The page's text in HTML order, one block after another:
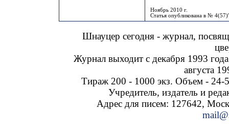
Ноябрь 2010 г.
Статья опубликована в №
Шнауцер сегодня - журнал,
Журнал выходит с декабря 1993
августа
Тираж 200 - 1000 экз. Объем - 24-
Учредитель, издатель и
Адрес для писем: 127642,